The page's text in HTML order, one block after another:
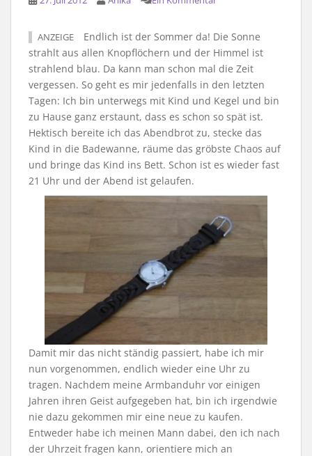
ANZEIGE
Endlich ist der Sommer da! Die Sonne
strahlt aus allen Knopflöchern und der Himmel ist
strahlend blau. Da kann man schon mal die Zeit
vergessen. So geht es mir jedenfalls in den letzten
Tagen: Ich bin unterwegs mit Kind und Kegel und bin
zu Hause ganz erstaunt, dass es schon so spät ist.
Hektisch bereite ich das Abendbrot zu, stecke das
Kind in die Badewanne, räume das gröbste Chaos auf
und bringe das Kind ins Bett. Schon ist es wieder fast
21 Uhr und der Abend ist gelaufen.
Damit mir das nicht ständig passiert, habe ich mir
nun vorgenommen, endlich wieder eine Uhr zu
tragen. Nachdem meine Armbanduhr vor einigen
Jahren ihren Geist aufgegeben hat, bin ich irgendwie
nie dazu gekommen mir eine neue zu kaufen.
Entweder habe ich meinen Mann dabei, den ich nach
der Uhrzeit fragen kann, orientiere mich an